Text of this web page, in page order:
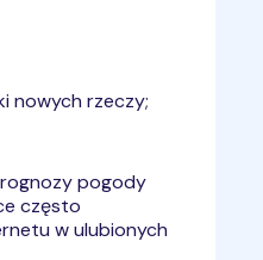
nowych rzeczy;
pogody
często
w ulubionych